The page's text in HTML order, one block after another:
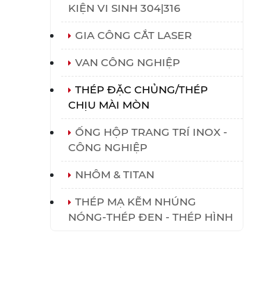
KIỆN VI SINH 304|316
GIA CÔNG CẮT LASER
VAN CÔNG NGHIỆP
THÉP ĐẶC CHỦNG/THÉP
CHỊU MÀI MÒN
ỐNG HỘP TRANG TRÍ INOX -
CÔNG NGHIỆP
NHÔM & TITAN
THÉP MẠ KẼM NHÚNG
NÓNG-THÉP ĐEN - THÉP HÌNH